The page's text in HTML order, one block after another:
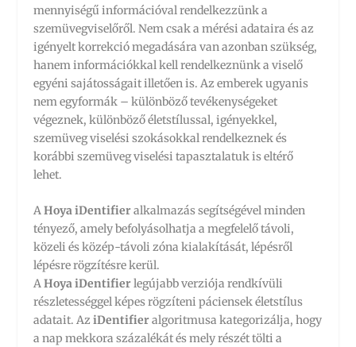
mennyiségű információval rendelkezzünk a
szemüvegviselőről. Nem csak a mérési adataira és az
igényelt korrekció megadására van azonban szükség,
hanem információkkal kell rendelkeznünk a viselő
egyéni sajátosságait illetően is. Az emberek ugyanis
nem egyformák – különböző tevékenységeket
végeznek, különböző életstílussal, igényekkel,
szemüveg viselési szokásokkal rendelkeznek és
korábbi szemüveg viselési tapasztalatuk is eltérő
lehet.
AHoya iDentifieralkalmazás segítségével minden
tényező, amely befolyásolhatja a megfelelő távoli,
közeli és közép-távoli zóna kialakítását, lépésről
lépésre rögzítésre kerül.
AHoya iDentifierlegújabb verziója rendkívüli
részletességgel képes rögzíteni páciensek életstílus
adatait. AziDentifieralgoritmusa kategorizálja, hogy
a nap mekkora százalékát és mely részét tölti a